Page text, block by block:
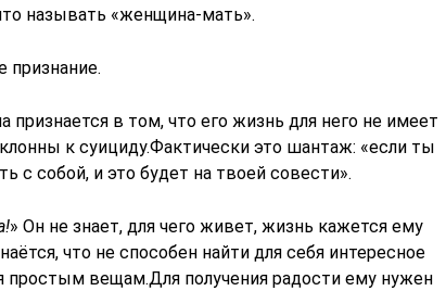
называть «женщина-мать».
признание.
признается в том, что его жизнь для него не имеет
к суициду.Фактически это шантаж: «если ты
с собой, и это будет на твоей совести».
» Он не знает, для чего живет, жизнь кажется ему
что не способен найти для себя интересное
простым вещам.Для получения радости ему нужен